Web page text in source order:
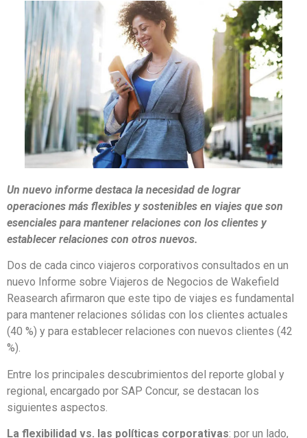
Tendencias para viajes de
negocios
Un nuevo informe destaca la necesidad de lograr
operaciones más flexibles y sostenibles en viajes que son
esenciales para mantener relaciones con los clientes y
establecer relaciones con otros nuevos.
Dos de cada cinco viajeros corporativos consultados en un
nuevo Informe sobre Viajeros de Negocios de Wakefield
Reasearch afirmaron que este tipo de viajes es fundamental
para mantener relaciones sólidas con los clientes actuales
(40 %) y para establecer relaciones con nuevos clientes (42
%).
Entre los principales descubrimientos del reporte global y